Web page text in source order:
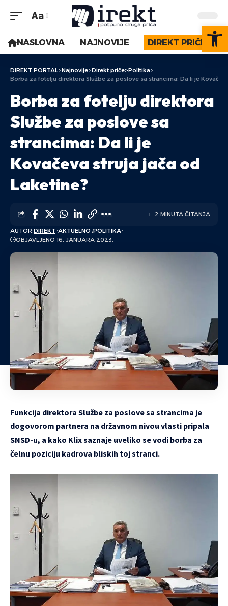
Aa
NASLOVNA NAJNOVIJE DIREKT PRIČE
DIREKT PORTAL>Najnovije>Direkt priče>Politika>
Borba za fotelju direktora Službe za poslove sa strancima: Da li je
Borba za fotelju direktora
Službe za poslove sa
strancima: Da li je
Kovačeva struja jača od
Laketine?
AUTOR:DIREKT AKTUELNO POLITIKA
OBJAVLJENO 16. JANUARA 2023.
2 MINUTA ČITANJA
Funkcija direktora Službe za poslove sa strancima je
dogovorom partnera na državnom nivou vlasti pripala
SNSD-u, a kako Klixsaznaje uveliko se vodi borba za
čelnu poziciju kadrova bliskih toj stranci.